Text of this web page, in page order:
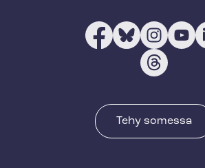
Tehy somessa